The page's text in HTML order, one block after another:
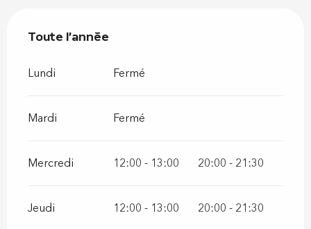
Toute l'année
Toute l'année
Lundi Fermé
Mardi Fermé
Mercredi 12:00 - 13:00 20:00 - 21:30
Jeudi 12:00 - 13:00 20:00 - 21:30